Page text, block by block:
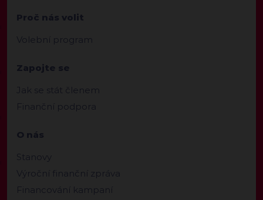
Proč nás volit
Volební program
Zapojte se
Jak se stát členem
Finanční podpora
O nás
Stanovy
Výroční finanční zpráva
Financování kampaní